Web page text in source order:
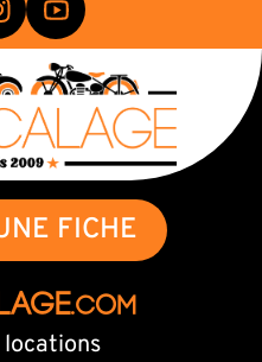
FICHE
.com
locations